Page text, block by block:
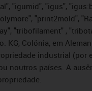
"igumid", "igus",
"print2mold",
"tribofilament" ,
KG, Colónia, em
industrial
noutros países. A